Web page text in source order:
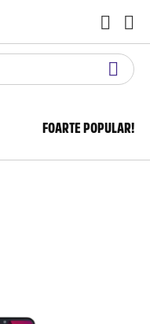
FOARTE POPULAR!